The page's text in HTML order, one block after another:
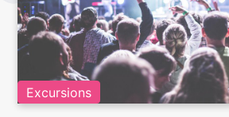
Excursions